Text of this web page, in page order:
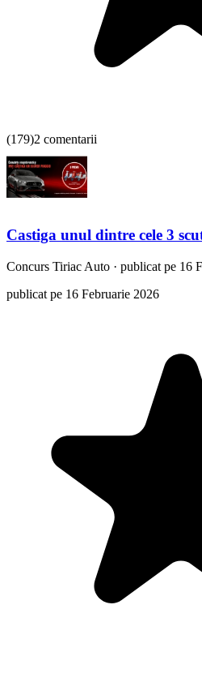
(179)2 comentarii
Castiga unul dintre cele 3
Concurs Tiriac Auto · publicat pe 16
publicat pe 16 Februarie 2026